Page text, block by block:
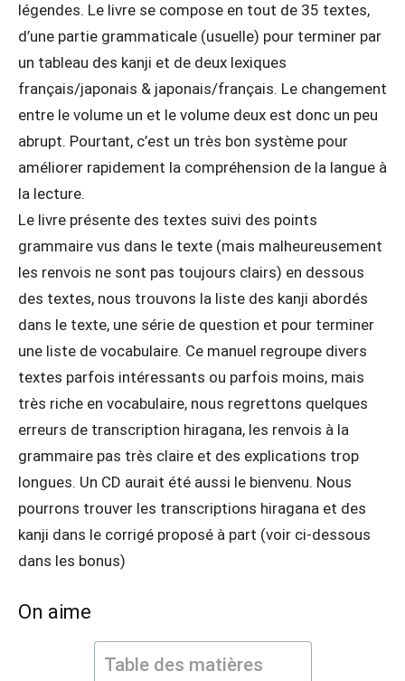
légendes. Le livre se compose en tout de 35 textes,
d’une partie grammaticale (usuelle) pour terminer par
un tableau des kanji et de deux lexiques
français/japonais & japonais/français. Le changement
entre le volume un et le volume deux est donc un peu
abrupt. Pourtant, c’est un très bon système pour
améliorer rapidement la compréhension de la langue à
la lecture.
Le livre présente des textes suivi des points
grammaire vus dans le texte (mais malheureusement
les renvois ne sont pas toujours clairs) en dessous
des textes, nous trouvons la liste des kanji abordés
dans le texte, une série de question et pour terminer
une liste de vocabulaire. Ce manuel regroupe divers
textes parfois intéressants ou parfois moins, mais
très riche en vocabulaire, nous regrettons quelques
erreurs de transcription hiragana, les renvois à la
grammaire pas très claire et des explications trop
longues. Un CD aurait été aussi le bienvenu. Nous
pourrons trouver les transcriptions hiragana et des
kanji dans le corrigé proposé à part (voir ci-dessous
dans les bonus)
On aime
Table des matières